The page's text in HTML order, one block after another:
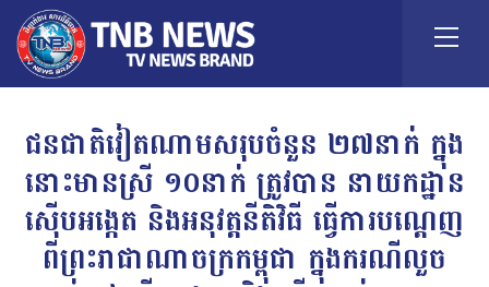
ជនជាតិវៀតណាមសរុបចំនួន ២៧នាក់ ក្នុង
នោះមានស្រី ១០នាក់ ត្រូវបាន នាយកដ្ឋាន
ស៊ើបអង្កេត និងអនុវត្តនីតិវិធី ធ្វើការបណ្តេញ
ពីព្រះរាជាណាចក្រកម្ពុជា ក្នុងករណីលួច